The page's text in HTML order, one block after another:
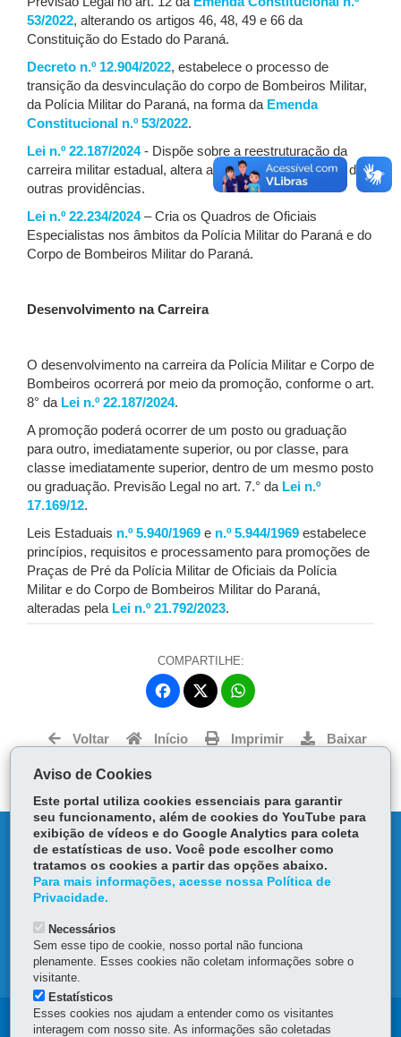
53/2022, alterando os artigos 46, 48, 49 e 66 da
Constituição do Estado do Paraná.
Decreto n.º 12.904/2022, estabelece o processo de
transição da desvinculação do corpo de Bombeiros Militar,
da Polícia Militar do Paraná, na forma da Emenda
Constitucional n.º 53/2022.
Lei n.º 22.187/2024- Dispõe sobre a reestruturação da
carreira militar estadual, altera as leis que especifica, e dá
outras providências.
Lei n.º 22.234/2024– Cria os Quadros de Oficiais
Especialistas nos âmbitos da Polícia Militar do Paraná e do
Corpo de Bombeiros Militar do Paraná.
Desenvolvimento na Carreira
O desenvolvimento na carreira da Polícia Militar e Corpo de
Bombeiros ocorrerá por meio da promoção, conforme o art.
8° da Lei n.º 22.187/2024.
A promoção poderá ocorrer de um posto ou graduação
para outro, imediatamente superior, ou por classe, para
classe imediatamente superior, dentro de um mesmo posto
ou graduação. Previsão Legal no art. 7.° da Lei n.º
17.169/12.
Leis Estaduais n.º 5.940/1969 e n.º 5.944/1969 estabelece
princípios, requisitos e processamento para promoções de
Praças de Pré da Polícia Militar de Oficiais da Polícia
Militar e do Corpo de Bombeiros Militar do Paraná,
alteradas pela Lei n.º 21.792/2023.
COMPARTILHE:
Fa
ce
bo
itt
ts
Voltar Início Imprimir Baixar
MAPA DO SITE
DENUNCIE CORRUPÇÃO
OUVIDORIA
Navegação
Navegação
Aviso de Cookies
Este portal utiliza cookies essenciais para garantir
seu funcionamento, além de cookies do YouTube para
exibição de vídeos e do Google Analytics para coleta
de estatísticas de uso. Você pode escolher como
tratamos os cookies a partir das opções abaixo.
Para mais informações, acesse nossa Política de
Privacidade.
Necessários
Sem esse tipo de cookie, nosso portal não funciona
plenamente. Esses cookies não coletam informações sobre o
visitante.
Estatísticos
Esses cookies nos ajudam a entender como os visitantes
interagem com nosso site. As informações são coletadas